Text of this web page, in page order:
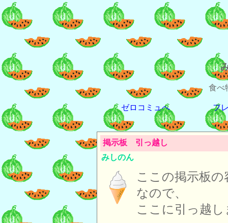
食べ
ゼロコミュへ フ
掲示板 引っ越し
みしのん
ここの掲示板
なので、
ここに引っ越し